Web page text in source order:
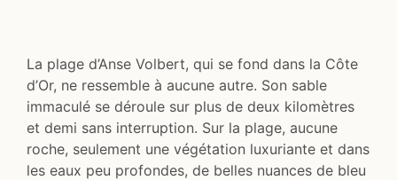
La plage d’Anse Volbert, qui se fond dans la Côte
d’Or, ne ressemble à aucune autre. Son sable
immaculé se déroule sur plus de deux kilomètres
et demi sans interruption. Sur la plage, aucune
roche, seulement une végétation luxuriante et dans
les eaux peu profondes, de belles nuances de bleu